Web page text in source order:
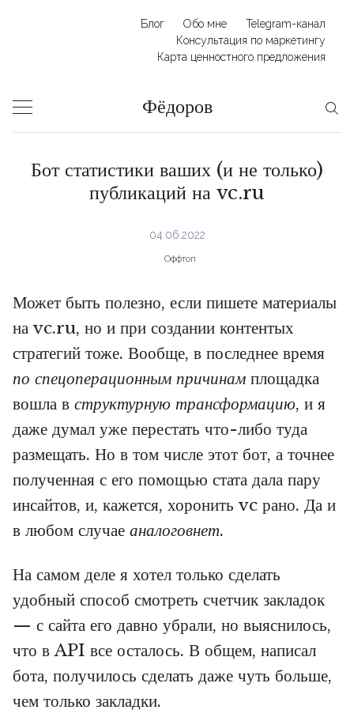
Блог Обо мне
Telegram-канал
Консультация по маркетингу
Карта ценностного предложения
Фёдоров
Бот статистики ваших (и не только)
публикаций на vc.ru
04.06.2022
Оффтоп
Может быть полезно, если пишете материалы
на vc.ru, но и при создании контентых
стратегий тоже. Вообще, в последнее время
по спецоперационным причинам площадка
вошла в структурную трансформацию, и я
даже думал уже перестать что-либо туда
размещать. Но в том числе этот бот, а точнее
полученная с его помощью стата дала пару
инсайтов, и, кажется, хоронить vc рано. Да и
в любом случае аналоговнет.
На самом деле я хотел только сделать
удобный способ смотреть счетчик закладок
— с сайта его давно убрали, но выяснилось,
что в API все осталось. В общем, написал
бота, получилось сделать даже чуть больше,
чем только закладки.